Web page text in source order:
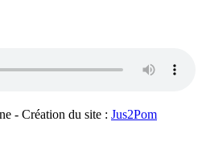
- Création du site : Jus2Pom